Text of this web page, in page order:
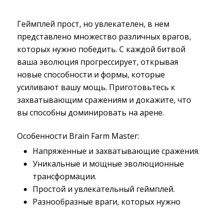
Геймплей прост, но увлекателен, в нем
представлено множество различных врагов,
которых нужно победить. С каждой битвой
ваша эволюция прогрессирует, открывая
новые способности и формы, которые
усиливают вашу мощь. Приготовьтесь к
захватывающим сражениям и докажите, что
вы способны доминировать на арене.
Особенности Brain Farm Master:
Напряженные и захватывающие сражения.
Уникальные и мощные эволюционные
трансформации.
Простой и увлекательный геймплей.
Разнообразные враги, которых нужно